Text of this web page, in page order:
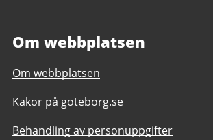
Om webbplatsen
Om webbplatsen
Kakor på goteborg.se
Behandling av personuppgifter